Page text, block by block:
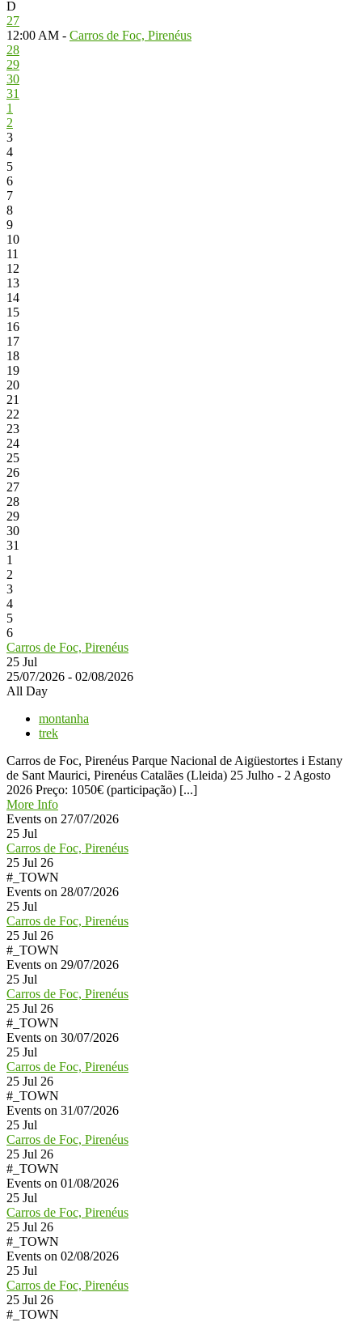
D
27
12:00 AM - Carros de Foc, Pirenéus
28
29
30
31
1
2
3
4
5
6
7
8
9
10
11
12
13
14
15
16
17
18
19
20
21
22
23
24
25
26
27
28
29
30
31
1
2
3
4
5
6
Carros de Foc, Pirenéus
25 Jul
25/07/2026 - 02/08/2026
All Day
montanha
trek
Carros de Foc, Pirenéus Parque Nacional de Aigüestortes i Estany
de Sant Maurici, Pirenéus Catalães (Lleida) 25 Julho - 2 Agosto
2026 Preço: 1050€ (participação) [...]
More Info
Events on 27/07/2026
25 Jul
Carros de Foc, Pirenéus
25 Jul 26
#_TOWN
Events on 28/07/2026
25 Jul
Carros de Foc, Pirenéus
25 Jul 26
#_TOWN
Events on 29/07/2026
25 Jul
Carros de Foc, Pirenéus
25 Jul 26
#_TOWN
Events on 30/07/2026
25 Jul
Carros de Foc, Pirenéus
25 Jul 26
#_TOWN
Events on 31/07/2026
25 Jul
Carros de Foc, Pirenéus
25 Jul 26
#_TOWN
Events on 01/08/2026
25 Jul
Carros de Foc, Pirenéus
25 Jul 26
#_TOWN
Events on 02/08/2026
25 Jul
Carros de Foc, Pirenéus
25 Jul 26
#_TOWN